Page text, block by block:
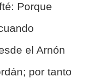
Porque
el Arnón
por tanto